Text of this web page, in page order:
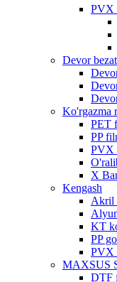
PVX
Devor
Ko'rgazma
PET
PP
PVX
X
Kengash
Akril
KT
PP
PVX
MAXSUS
DTF